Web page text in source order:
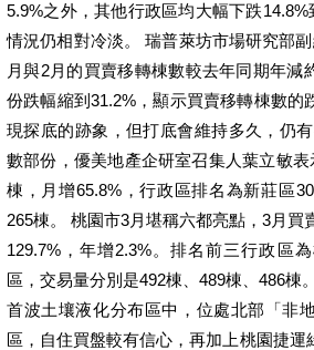
5.9%之外，其他行政區均大幅下跌
情況仍相對冷淡。 瑞普萊坊市場研究部
月與2月的買賣移轉棟數較去年同期年減
份跌幅縮到31.2%，顯示買賣移轉棟數的
現探底的跡象，但打底會維持多久，仍
數部份，優美地產企研室召集人葉立敏
棟，月增65.8%，行政區排名為新莊區
265棟。 桃園市3月堪稱六都亮點，3月買
129.7%，年增2.3%。排名前三行政區
區，交易量分別是492棟、489棟、486棟
首波土壤液化分布區中，位處北部「非
區，自住買盤較有信心，再加上桃園捷運